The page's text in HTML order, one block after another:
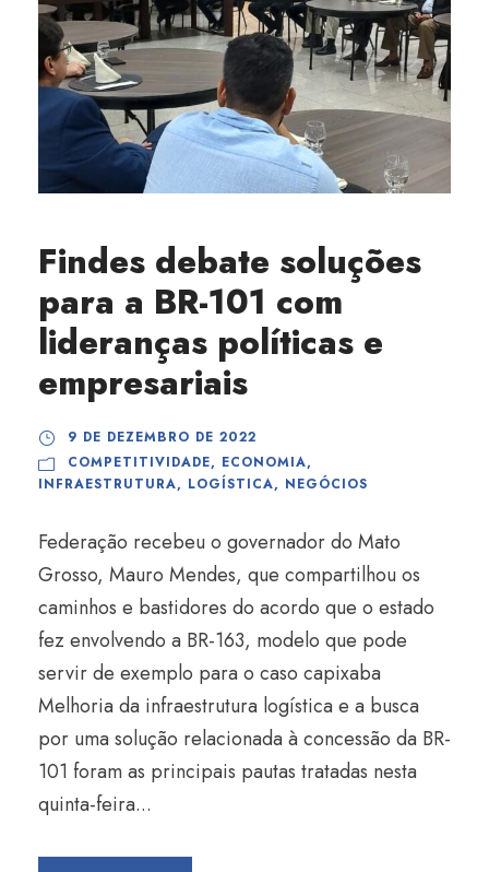
Findes debate soluções
para a BR-101 com
lideranças políticas e
empresariais
9 DE DEZEMBRO DE 2022
COMPETITIVIDADE, ECONOMIA,
INFRAESTRUTURA, LOGÍSTICA, NEGÓCIOS
Federação recebeu o governador do Mato
Grosso, Mauro Mendes, que compartilhou os
caminhos e bastidores do acordo que o estado
fez envolvendo a BR-163, modelo que pode
servir de exemplo para o caso capixaba
Melhoria da infraestrutura logística e a busca
por uma solução relacionada à concessão da BR-
101 foram as principais pautas tratadas nesta
quinta-feira...